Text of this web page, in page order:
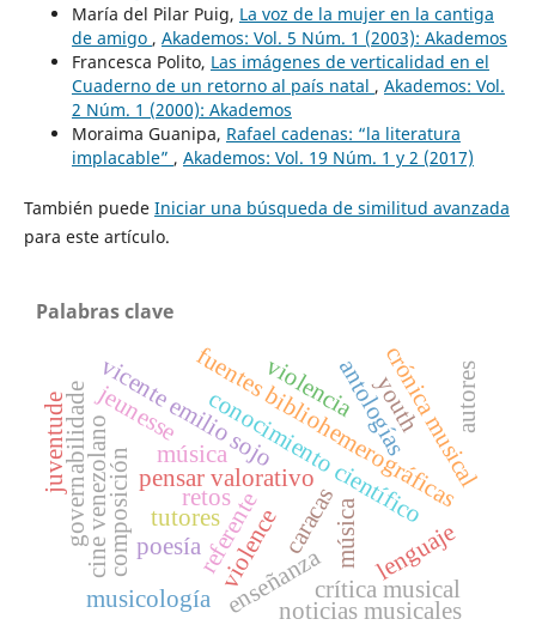
María del Pilar Puig, La voz de la mujer en la cantiga
de amigo , Akademos: Vol. 5 Núm. 1 (2003): Akademos
Francesca Polito, Las imágenes de verticalidad en el
Cuaderno de un retorno al país natal , Akademos: Vol.
2 Núm. 1 (2000): Akademos
Moraima Guanipa, Rafael cadenas: “la literatura
implacable” , Akademos: Vol. 19 Núm. 1 y 2 (2017)
También puede Iniciar una búsqueda de similitud avanzada
para este artículo.
Palabras clave
pensar valorativo
conocimiento científico
poesíareferente caracas
fuentes bibliohemerográficas
antologías
música
composición
enseñanza
vicente emilio sojo
música
musicología noticias musicales
crítica musical
crónica musical
lenguaje
tutores
autores
retos
cine venezolano
violencia
violence
youth
jeunesse
governabilidade
juventude